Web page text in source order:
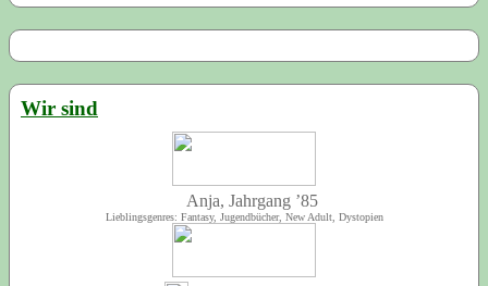
Wir sind
Anja, Jahrgang ’85
Lieblingsgenres: Fantasy, Jugendbücher, New Adult, Dystopien